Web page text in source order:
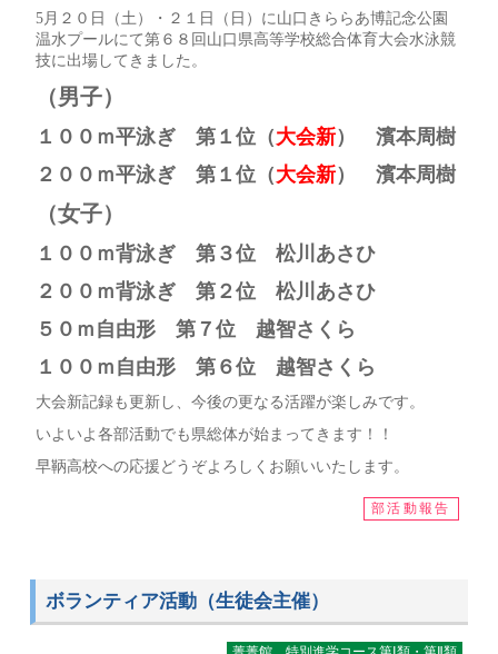
5月２０日（土）・２１日（日）に山口きららあ博記念公園
温水プールにて第６８回山口県高等学校総合体育大会水泳競
技に出場してきました。
（男子）
１００ｍ平泳ぎ 第１位（大会新） 濱本周樹
２００ｍ平泳ぎ 第１位（大会新） 濱本周樹
（女子）
１００ｍ背泳ぎ 第３位 松川あさひ
２００ｍ背泳ぎ 第２位 松川あさひ
５０ｍ自由形 第７位 越智さくら
１００ｍ自由形 第６位 越智さくら
大会新記録も更新し、今後の更なる活躍が楽しみです。
いよいよ各部活動でも県総体が始まってきます！！
早鞆高校への応援どうぞよろしくお願いいたします。
部活動報告
ボランティア活動（生徒会主催）